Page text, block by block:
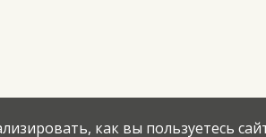
как вы пользуетесь